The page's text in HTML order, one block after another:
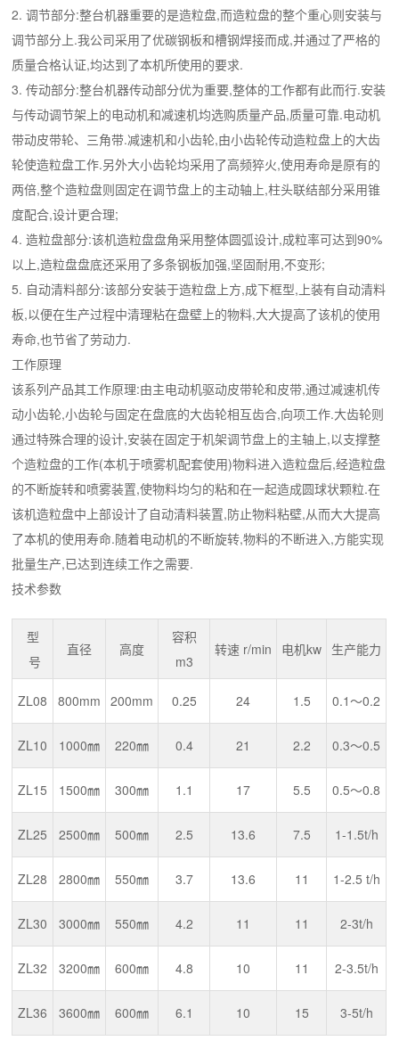
2. 调节部分:整台机器重要的是造粒盘,而造粒盘的整个重心则安装与
调节部分上.我公司采用了优碳钢板和槽钢焊接而成,并通过了严格的
质量合格认证,均达到了本机所使用的要求.
3. 传动部分:整台机器传动部分优为重要,整体的工作都有此而行.安装
与传动调节架上的电动机和减速机均选购质量产品,质量可靠.电动机
带动皮带轮、三角带.减速机和小齿轮,由小齿轮传动造粒盘上的大齿
轮使造粒盘工作.另外大小齿轮均采用了高频猝火,使用寿命是原有的
两倍,整个造粒盘则固定在调节盘上的主动轴上,柱头联结部分采用锥
度配合,设计更合理;
4. 造粒盘部分:该机造粒盘盘角采用整体圆弧设计,成粒率可达到90%
以上,造粒盘盘底还采用了多条钢板加强,坚固耐用,不变形;
5. 自动清料部分:该部分安装于造粒盘上方,成下框型,上装有自动清料
板,以便在生产过程中清理粘在盘壁上的物料,大大提高了该机的使用
寿命,也节省了劳动力.
工作原理
该系列产品其工作原理:由主电动机驱动皮带轮和皮带,通过减速机传
动小齿轮,小齿轮与固定在盘底的大齿轮相互齿合,向项工作.大齿轮则
通过特殊合理的设计,安装在固定于机架调节盘上的主轴上,以支撑整
个造粒盘的工作(本机于喷雾机配套使用)物料进入造粒盘后,经造粒盘
的不断旋转和喷雾装置,使物料均匀的粘和在一起造成圆球状颗粒.在
该机造粒盘中上部设计了自动清料装置,防止物料粘壁,从而大大提高
了本机的使用寿命.随着电动机的不断旋转,物料的不断进入,方能实现
批量生产,已达到连续工作之需要.
技术参数
型
号
直径 高度
容积
m3
转速 r/min 电机kw 生产能力
ZL08 800mm 200mm 0.25 24 1.5 0.1～0.2
ZL10 1000㎜ 220㎜ 0.4 21 2.2 0.3～0.5
ZL15 1500㎜ 300㎜ 1.1 17 5.5 0.5～0.8
ZL25 2500㎜ 500㎜ 2.5 13.6 7.5 1-1.5t/h
ZL28 2800㎜ 550㎜ 3.7 13.6 11 1-2.5 t/h
ZL30 3000㎜ 550㎜ 4.2 11 11 2-3t/h
ZL32 3200㎜ 600㎜ 4.8 10 11 2-3.5t/h
ZL36 3600㎜ 600㎜ 6.1 10 15 3-5t/h